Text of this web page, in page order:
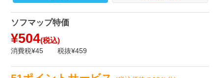
ソフマップ特価
¥504(税込)
消費税¥45 税抜¥459